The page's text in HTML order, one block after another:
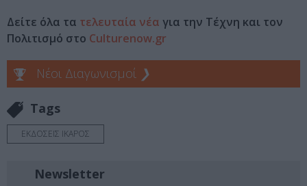
Δείτε όλα τα τελευταία νέα για την Τέχνη και τον
Πολιτισμό στο Culturenow.gr
Νέοι Διαγωνισμοί ❯
Tags
ΕΚΔΟΣΕΙΣ ΙΚΑΡΟΣ
Newsletter